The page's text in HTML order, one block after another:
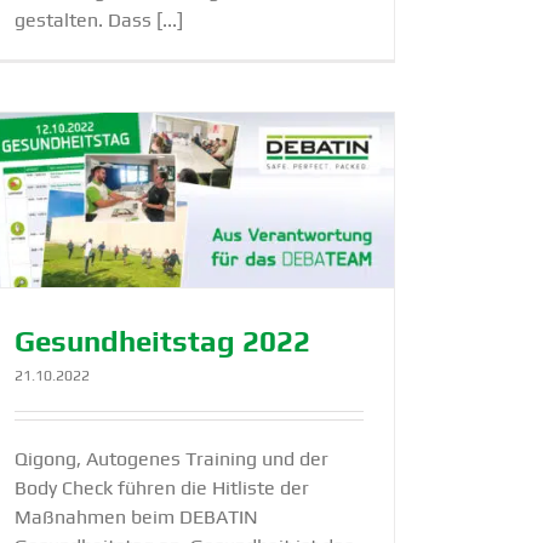
gestalten. Dass [...]
Gesund­heitstag 2022
21.10.2022
Qigong, Autogenes Training und der
Body Check führen die Hitliste der
Maßnahmen beim DEBATIN